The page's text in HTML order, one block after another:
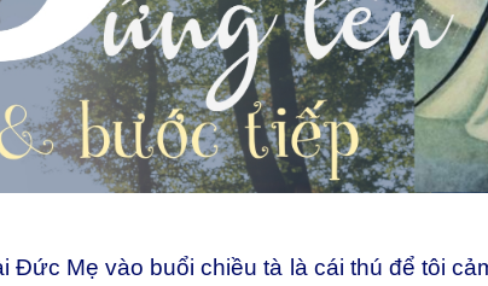
Đức Mẹ vào buổi chiều tà là cái thú để tôi